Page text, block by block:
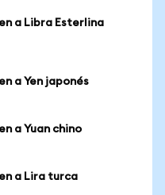
a Libra Esterlina
a Yen japonés
a Yuan chino
a Lira turca